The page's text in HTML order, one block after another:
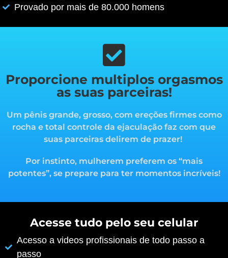
Provado por mais de 80.000 homens
Proporcione multiplos orgasmos
as suas parceiras!
Um pênis grande, grosso, com ereções firmes como
rocha e total controle da ejaculação faz com que
suas parceiras delirem de prazer!
Por instinto, mulherem preferem os “mais
potentes”, se prepare para ter momentos incríveis!
Acesse tudo pelo seu celular
Acesso a videos profissionais de todo passo a
passo